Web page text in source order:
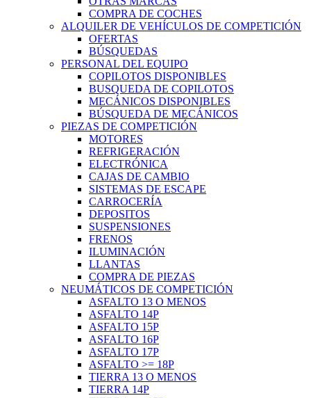
COMPRA DE COCHES
ALQUILER DE VEHÍCULOS DE COMPETICIÓN
OFERTAS
BÚSQUEDAS
PERSONAL DEL EQUIPO
COPILOTOS DISPONIBLES
BUSQUEDA DE COPILOTOS
MECÁNICOS DISPONIBLES
BÚSQUEDA DE MECÁNICOS
PIEZAS DE COMPETICIÓN
MOTORES
REFRIGERACIÓN
ELECTRÓNICA
CAJAS DE CAMBIO
SISTEMAS DE ESCAPE
CARROCERÍA
DEPOSITOS
SUSPENSIONES
FRENOS
ILUMINACIÓN
LLANTAS
COMPRA DE PIEZAS
NEUMÁTICOS DE COMPETICIÓN
ASFALTO 13 O MENOS
ASFALTO 14P
ASFALTO 15P
ASFALTO 16P
ASFALTO 17P
ASFALTO >= 18P
TIERRA 13 O MENOS
TIERRA 14P